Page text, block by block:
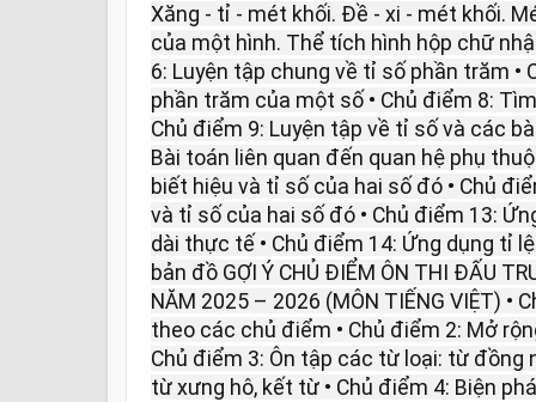
Xăng - tỉ - mét khối. Đề - xi - mét khối.
của một hình. Thể tích hình hộp chữ
6: Luyện tập chung về tỉ số phần trăm
phần trăm của một số • Chủ điểm 8:
Chủ điểm 9: Luyện tập về tỉ số và các
Bài toán liên quan đến quan hệ phụ
biết hiệu và tỉ số của hai số đó • Chủ
và tỉ số của hai số đó • Chủ điểm 13:
dài thực tế • Chủ điểm 14: Ứng dụng tỉ
bản đồ GỢI Ý CHỦ ĐIỂM ÔN THI ĐẤU
NĂM 2025 – 2026 (MÔN TIẾNG VIỆT) •
theo các chủ điểm • Chủ điểm 2: Mở
Chủ điểm 3: Ôn tập các từ loại: từ
từ xưng hô, kết từ • Chủ điểm 4: Biện